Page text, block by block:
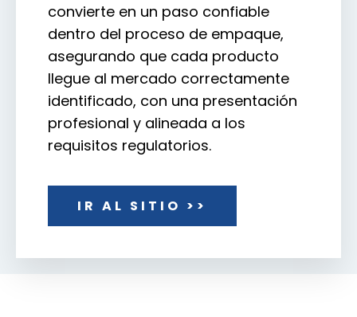
convierte en un paso confiable
dentro del proceso de empaque,
asegurando que cada producto
llegue al mercado correctamente
identificado, con una presentación
profesional y alineada a los
requisitos regulatorios.
IR AL SITIO >>